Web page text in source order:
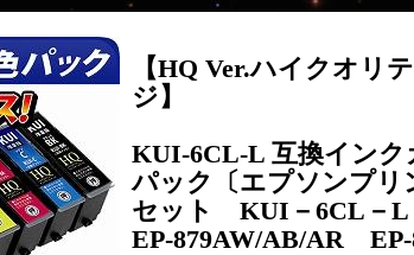
【HQ Ver.ハイクオリ
ジ】
KUI-6CL-L 互換インク
パック〔エプソンプリ
セット KUI－6CL－
EP-879AW/AB/AR